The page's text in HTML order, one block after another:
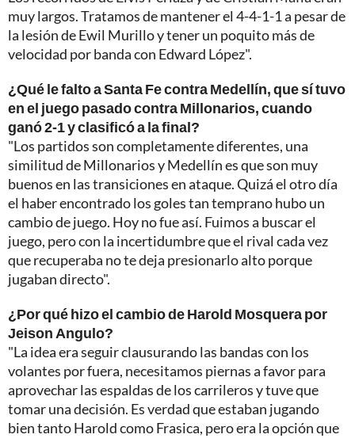
muy largos. Tratamos de mantener el 4-4-1-1 a pesar de
la lesión de Ewil Murillo y tener un poquito más de
velocidad por banda con Edward López".
¿Qué le falto a Santa Fe contra Medellín, que sí tuvo
en el juego pasado contra Millonarios, cuando
ganó 2-1 y clasificó a la final?
"Los partidos son completamente diferentes, una
similitud de Millonarios y Medellín es que son muy
buenos en las transiciones en ataque. Quizá el otro día
el haber encontrado los goles tan temprano hubo un
cambio de juego. Hoy no fue así. Fuimos a buscar el
juego, pero con la incertidumbre que el rival cada vez
que recuperaba no te deja presionarlo alto porque
jugaban directo".
¿Por qué hizo el cambio de Harold Mosquera por
Jeison Angulo?
"La idea era seguir clausurando las bandas con los
volantes por fuera, necesitamos piernas a favor para
aprovechar las espaldas de los carrileros y tuve que
tomar una decisión. Es verdad que estaban jugando
bien tanto Harold como Frasica, pero era la opción que